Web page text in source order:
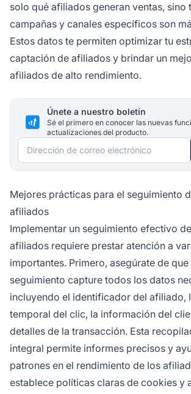
solo qué afiliados generan ventas, sino
campañas y canales específicos son
Estos datos te permiten optimizar tu
captación de afiliados y brindar un
afiliados de alto rendimiento.
Únete a nuestro boletín
Sé el primero en conocer las nuevas
actualizaciones del producto.
Dirección de correo electrónico
Mejores prácticas para el seguimiento
afiliados
Implementar un seguimiento efectivo
afiliados requiere prestar atención a
importantes. Primero, asegúrate de
seguimiento capture todos los datos
incluyendo el identificador del afiliado,
temporal del clic, la información del
detalles de la transacción. Esta
integral permite informes precisos y
patrones en el rendimiento de los
establece políticas claras de cookies y